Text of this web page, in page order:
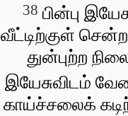
38 பின்பு
வீட்டிற்குள்
துன்புற்ற
இயேசுவிடம்
காய்ச்சலைக்